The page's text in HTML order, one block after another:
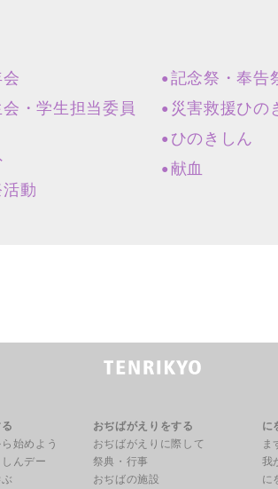
・学生担当委員
動
記念祭・奉告
災害救援ひの
ひのきしん
献血
始めよう
んデー
おぢばがえりをする
おぢばがえりに際して
祭典・行事
おぢばの施設
に
ま
我
に